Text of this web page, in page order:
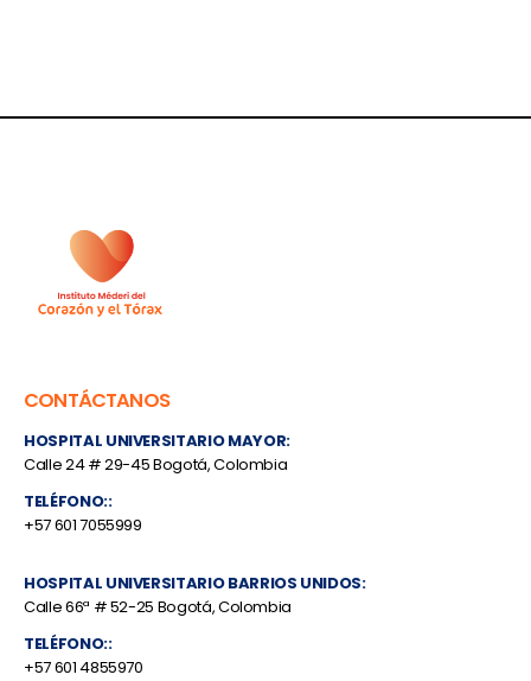
CONTÁCTANOS
HOSPITAL UNIVERSITARIO MAYOR:
Calle 24 # 29-45 Bogotá, Colombia
TELÉFONO::
+57 601 7055999
HOSPITAL UNIVERSITARIO BARRIOS UNIDOS:
Calle 66ª # 52-25 Bogotá, Colombia
TELÉFONO::
+57 601 4855970